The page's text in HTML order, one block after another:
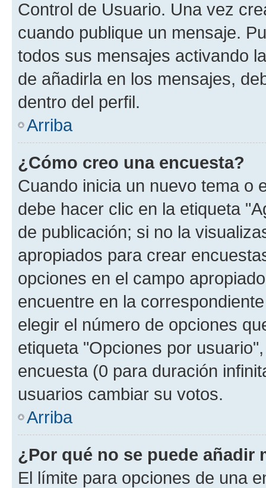
Control de Usuario. Una vez
cuando publique un mensaje.
todos sus mensajes activando
de añadirla en los mensajes,
dentro del perfil.
Arriba
¿Cómo creo una encuesta?
Cuando inicia un nuevo tema o
debe hacer clic en la etiqueta
de publicación; si no la
apropiados para crear
opciones en el campo
encuentre en la
elegir el número de opciones
etiqueta "Opciones por
encuesta (0 para duración
usuarios cambiar su votos.
Arriba
¿Por qué no se puede añadir
El límite para opciones de una